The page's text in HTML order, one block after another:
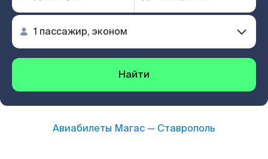
Найти
Авиабилеты Магас — Ставрополь